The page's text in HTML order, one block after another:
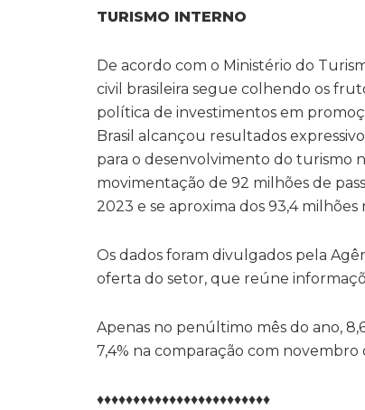
TURISMO INTERNO
De acordo com o Ministério do
civil brasileira segue colhendo os
política de investimentos em
Brasil alcançou resultados
para o desenvolvimento do turismo
movimentação de 92 milhões de
2023 e se aproxima dos 93,4 milhões
Os dados foram divulgados pela
oferta do setor, que reúne
Apenas no penúltimo mês do ano,
7,4% na comparação com
♦♦♦♦♦♦♦♦♦♦♦♦♦♦♦♦♦♦♦♦♦♦♦♦